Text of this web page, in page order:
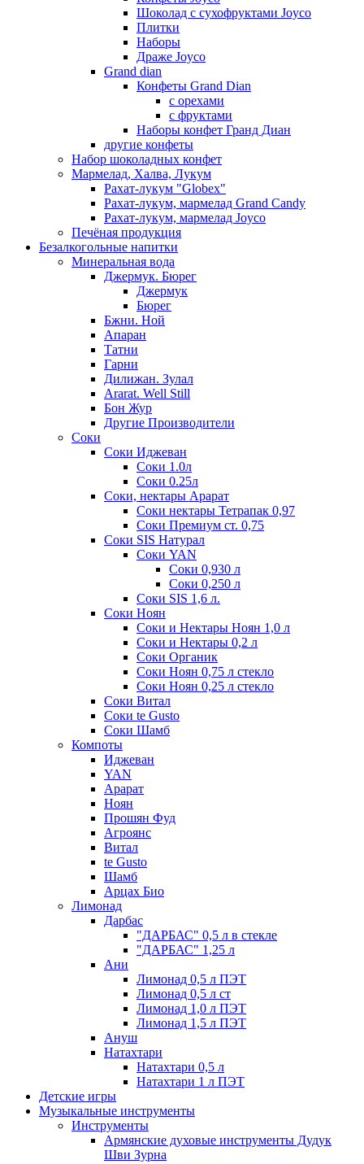
Шоколад с сухофруктами Joyco
Плитки
Наборы
Драже Joyco
Grand dian
Конфеты Grand Dian
с орехами
с фруктами
Наборы конфет Гранд Диан
другие конфеты
Набор шоколадных конфет
Мармелад, Халва, Лукум
Рахат-лукум "Globex"
Рахат-лукум, мармелад Grand Candy
Рахат-лукум, мармелад Joyco
Печёная продукция
Безалкогольные напитки
Минеральная вода
Джермук. Бюрег
Джермук
Бюрег
Бжни. Ной
Апаран
Татни
Гарни
Дилижан. Зулал
Ararat. Well Still
Бон Жур
Другие Производители
Соки
Соки Иджеван
Соки 1.0л
Соки 0.25л
Соки, нектары Арарат
Соки нектары Тетрапак 0,97
Соки Премиум ст. 0,75
Соки SIS Натурал
Соки YAN
Соки 0,930 л
Соки 0,250 л
Соки SIS 1,6 л.
Соки Ноян
Соки и Нектары Ноян 1,0 л
Соки и Нектары 0,2 л
Соки Органик
Соки Ноян 0,75 л стекло
Соки Ноян 0,25 л стекло
Соки Витал
Соки te Gusto
Соки Шамб
Компоты
Иджеван
YAN
Арарат
Ноян
Прошян Фуд
Агроянс
Витал
te Gusto
Шамб
Арцах Био
Лимонад
Дарбас
"ДАРБАС" 0,5 л в стекле
"ДАРБАС" 1,25 л
Ани
Лимонад 0,5 л ПЭТ
Лимонад 0,5 л ст
Лимонад 1,0 л ПЭТ
Лимонад 1,5 л ПЭТ
Ануш
Натахтари
Натахтари 0,5 л
Натахтари 1 л ПЭТ
Детские игры
Музыкальные инструменты
Инструменты
Армянские духовые инструменты Дудук
Шви Зурна